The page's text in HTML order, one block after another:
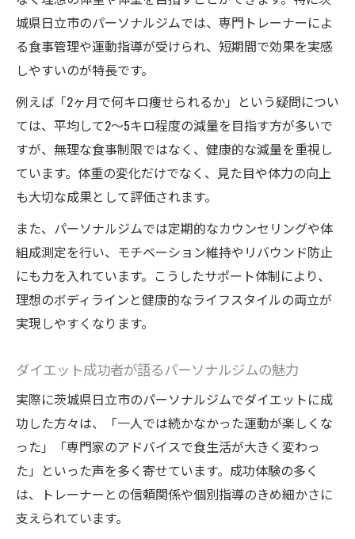
城県日立市のパーソナルジムでは、専門トレーナーによ
る食事管理や運動指導が受けられ、短期間で効果を実感
しやすいのが特長です。
例えば「2ヶ月で何キロ痩せられるか」という疑問につい
ては、平均して2〜5キロ程度の減量を目指す方が多いで
すが、無理な食事制限ではなく、健康的な減量を重視し
ています。体重の変化だけでなく、見た目や体力の向上
も大切な成果として評価されます。
また、パーソナルジムでは定期的なカウンセリングや体
組成測定を行い、モチベーション維持やリバウンド防止
にも力を入れています。こうしたサポート体制により、
理想のボディラインと健康的なライフスタイルの両立が
実現しやすくなります。
ダイエット成功者が語るパーソナルジムの魅力
実際に茨城県日立市のパーソナルジムでダイエットに成
功した方々は、「一人では続かなかった運動が楽しくな
った」「専門家のアドバイスで食生活が大きく変わっ
た」といった声を多く寄せています。成功体験の多く
は、トレーナーとの信頼関係や個別指導のきめ細かさに
支えられています。